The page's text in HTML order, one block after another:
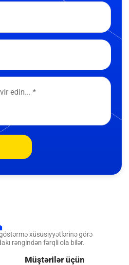
xüsusiyyətlərinə görə
rəngindən fərqli ola bilər.
Müştərilər üçün